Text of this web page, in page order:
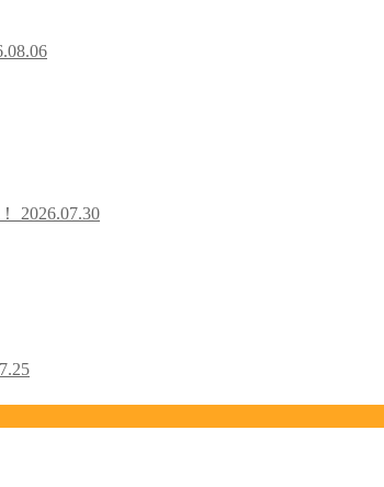
2026.07.30